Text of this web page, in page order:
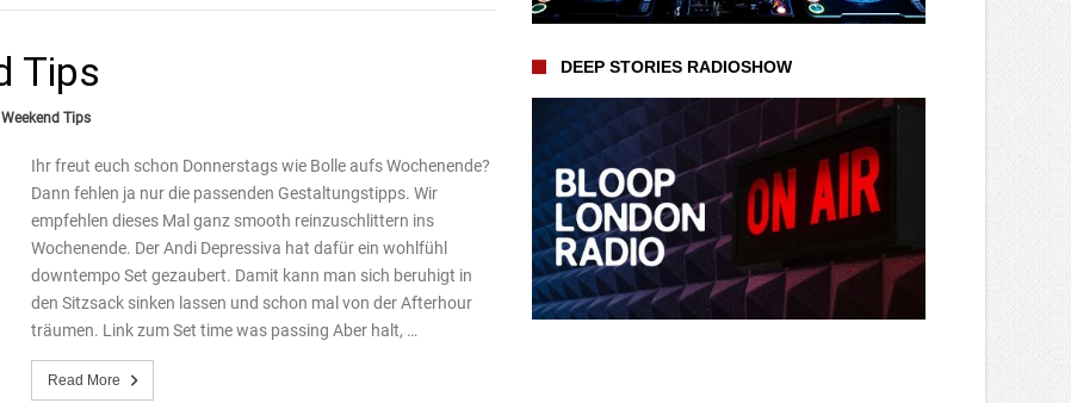
Tips
Weekend Tips
Ihr freut euch schon Donnerstags wie Bolle aufs Wochenende?
Dann fehlen ja nur die passenden Gestaltungstipps. Wir
empfehlen dieses Mal ganz smooth reinzuschlittern ins
Wochenende. Der Andi Depressiva hat dafür ein wohlfühl
downtempo Set gezaubert. Damit kann man sich beruhigt in
den Sitzsack sinken lassen und schon mal von der Afterhour
träumen. Link zum Set time was passing Aber halt, …
Read More
DEEP STORIES RADIOSHOW